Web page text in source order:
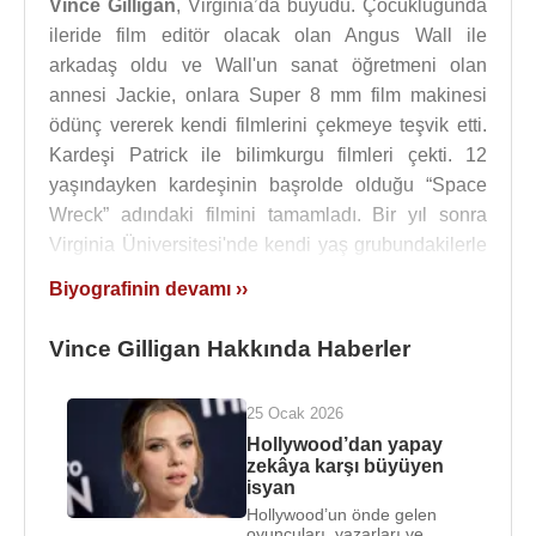
Vince Gilligan, Virginia’da büyüdü. Çocukluğunda
ileride film editör olacak olan Angus Wall ile
arkadaş oldu ve Wall'un sanat öğretmeni olan
annesi Jackie, onlara Super 8 mm film makinesi
ödünç vererek kendi filmlerini çekmeye teşvik etti.
Kardeşi Patrick ile bilimkurgu filmleri çekti. 12
yaşındayken kardeşinin başrolde olduğu “Space
Wreck” adındaki filmini tamamladı. Bir yıl sonra
Virginia Üniversitesi'nde kendi yaş grubundakilerle
Çocukluk yıllarında televizyon, sinema, bilimkurgu,
öğretmen olarak çalıştı ve ailesinin desteği, onun
erken yaşta yaratıcı yazarlığa yönelmesinde etkili
oldu. Gençliğinde film yapımı ve senaryo yazımıyla
ilgilenmeye başladı.
Babası Vince Gilligan 'ı film noir klasikleri,
Clint Eastwood'un western filmleri ile
Biyografinin devamı ››
Vince Gilligan Hakkında Haberler
25 Ocak 2026
Hollywood’dan yapay
zekâya karşı büyüyen
isyan
Hollywood’un önde gelen